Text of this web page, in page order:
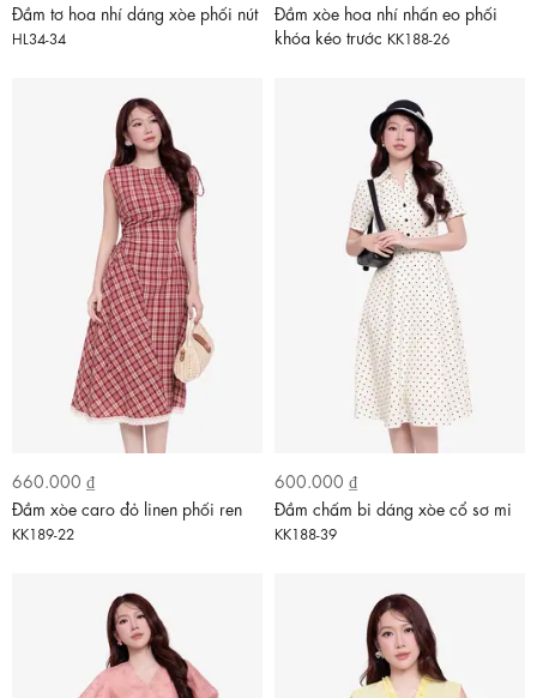
Đầm tơ hoa nhí dáng xòe phối nút
HL34-34
Đầm xòe hoa nhí nhấn eo phối
khóa kéo trước KK188-26
660.000 ₫
Đầm xòe caro đỏ linen phối ren
KK189-22
600.000 ₫
Đầm chấm bi dáng xòe cổ sơ mi
KK188-39